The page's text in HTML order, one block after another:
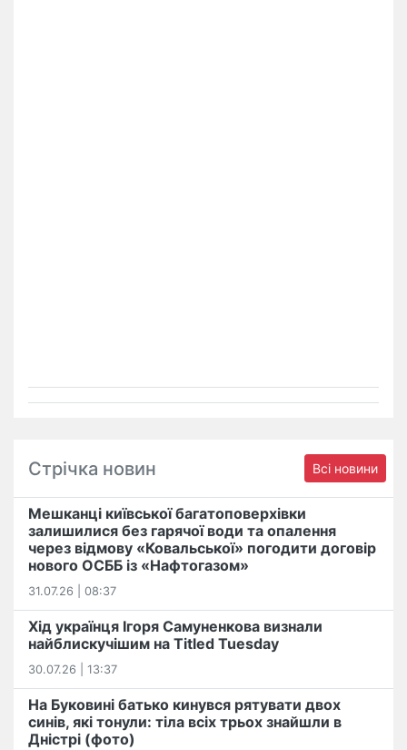
Стрічка новин Всі новини
Мешканці київської багатоповерхівки
залишилися без гарячої води та опалення
через відмову «Ковальської» погодити договір
нового ОСББ із «Нафтогазом»
31.07.26 | 08:37
Хід українця Ігоря Самуненкова визнали
найблискучішим на Titled Tuesday
30.07.26 | 13:37
На Буковині батько кинувся рятувати двох
синів, які тонули: тіла всіх трьох знайшли в
Дністрі (фото)